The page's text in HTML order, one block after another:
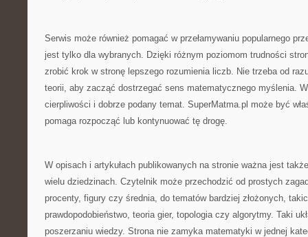
Serwis może również pomagać w przełamywaniu popularnego
jest tylko dla wybranych. Dzięki różnym poziomom trudności
zrobić krok w stronę lepszego rozumienia liczb. Nie trzeba od
teorii, aby zacząć dostrzegać sens matematycznego myślenia.
cierpliwości i dobrze podany temat. SuperMatma.pl może być
pomaga rozpocząć lub kontynuować tę drogę.
W opisach i artykułach publikowanych na stronie ważna jest
wielu dziedzinach. Czytelnik może przechodzić od prostych
procenty, figury czy średnia, do tematów bardziej złożonych,
prawdopodobieństwo, teoria gier, topologia czy algorytmy. Taki
poszerzaniu wiedzy. Strona nie zamyka matematyki w jednej